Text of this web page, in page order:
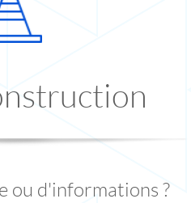
ou d'informations ?